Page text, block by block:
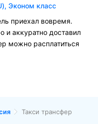
Эконом класс
приехал вовремя.
и аккуратно доставил
можно расплатиться
Такси трансфер